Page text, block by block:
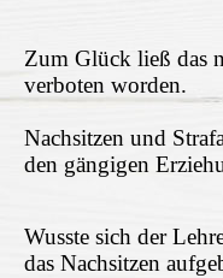
Zum Glück ließ das
verboten worden.
Nachsitzen und
den gängigen
Wusste sich der
das Nachsitzen